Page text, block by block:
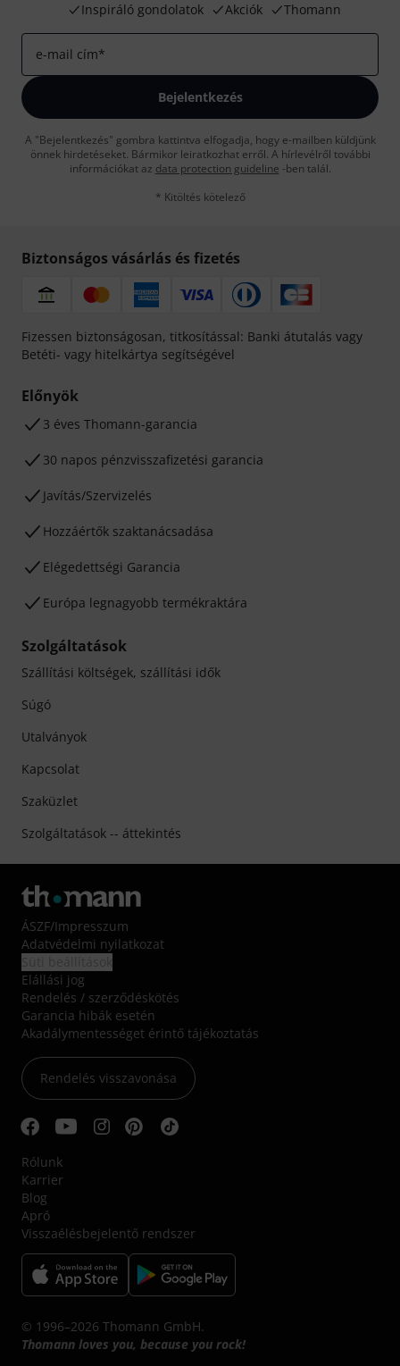
Inspiráló gondolatok
Akciók Thomann
e-mail cím*
Bejelentkezés
A "Bejelentkezés" gombra kattintva elfogadja, hogy e-mailben küldjünk
önnek hirdetéseket. Bármikor leiratkozhat erről. A hírlevélről további
információkat az data protection guideline -ben talál.
* Kitöltés kötelező
Biztonságos vásárlás és fizetés
Fizessen biztonságosan, titkosítással: Banki átutalás vagy
Betéti- vagy hitelkártya segítségével
Előnyök
3 éves Thomann-garancia
30 napos pénzvisszafizetési garancia
Javítás/Szervizelés
Hozzáértők szaktanácsadása
Elégedettségi Garancia
Európa legnagyobb termékraktára
Szolgáltatások
Szállítási költségek, szállítási idők
Súgó
Utalványok
Kapcsolat
Szaküzlet
Szolgáltatások -- áttekintés
ÁSZF/Impresszum
Adatvédelmi nyilatkozat
Elállási jog
Rendelés / szerződéskötés
Garancia hibák esetén
Akadálymentességet érintő tájékoztatás
Rendelés visszavonása
Rólunk
Karrier
Blog
Apró
Visszaélésbejelentő rendszer
© 1996–2026 Thomann GmbH.
Thomann loves you, because you rock!